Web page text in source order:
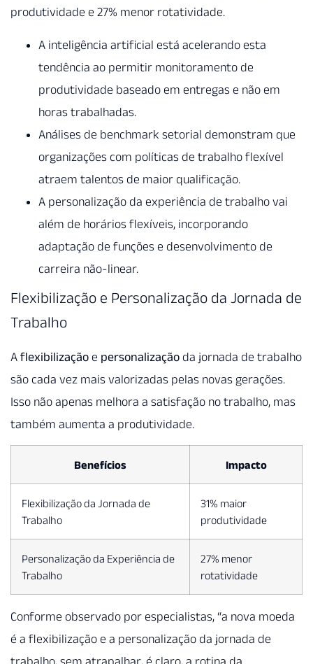
produtividade e 27% menor rotatividade.
A inteligência artificial está acelerando esta
tendência ao permitir monitoramento de
produtividade baseado em entregas e não em
horas trabalhadas.
Análises de benchmark setorial demonstram que
organizações com políticas de trabalho flexível
atraem talentos de maior qualificação.
A personalização da experiência de trabalho vai
além de horários flexíveis, incorporando
adaptação de funções e desenvolvimento de
carreira não-linear.
Flexibilização e Personalização da Jornada de
Trabalho
A flexibilização e personalização da jornada de trabalho
são cada vez mais valorizadas pelas novas gerações.
Isso não apenas melhora a satisfação no trabalho, mas
também aumenta a produtividade.
Benefícios Impacto
Flexibilização da Jornada de
Trabalho
31% maior
produtividade
Personalização da Experiência de
Trabalho
27% menor
rotatividade
Conforme observado por especialistas, “a nova moeda
é a flexibilização e a personalização da jornada de